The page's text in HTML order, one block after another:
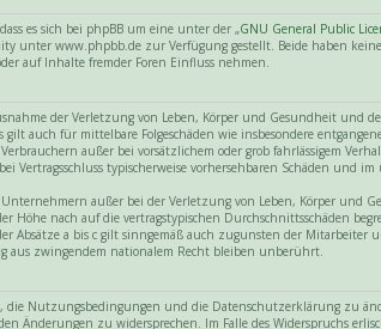
es sich bei phpBB um eine unter der „GNU General Public
unter www.phpbb.de zur Verfügung gestellt. Beide haben
auf Inhalte fremder Foren Einfluss nehmen.
der Verletzung von Leben, Körper und Gesundheit und
auch für mittelbare Folgeschäden wie insbesondere
außer bei vorsätzlichem oder grob fahrlässigem
Vertragsschluss typischerweise vorhersehbaren Schäden und
außer bei der Verletzung von Leben, Körper und
Höhe nach auf die vertragstypischen Durchschnittsschäden
Absätze a bis c gilt sinngemäß auch zugunsten der Mitarbeiter
aus zwingendem nationalem Recht bleiben unberührt.
die Nutzungsbedingungen und die Datenschutzerklärung zu
Änderungen zu widersprechen. Im Falle des Widerspruchs